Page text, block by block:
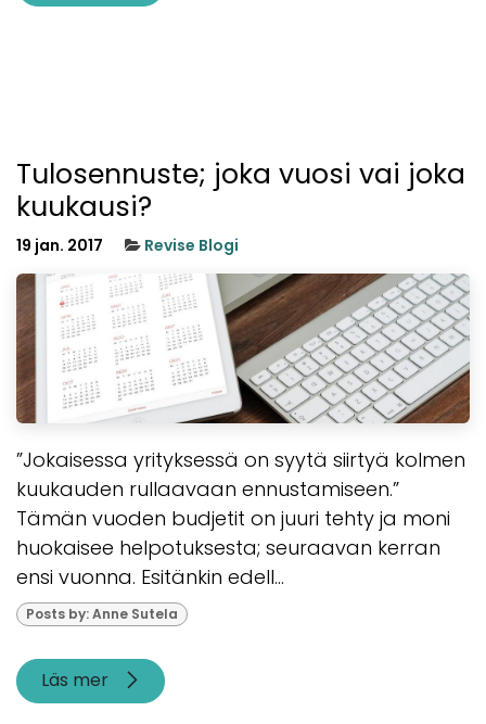
Tulosennuste; joka vuosi vai joka
kuukausi?
19 jan. 2017 Revise Blogi
”Jokaisessa yrityksessä on syytä siirtyä kolmen
kuukauden rullaavaan ennustamiseen.”
Tämän vuoden budjetit on juuri tehty ja moni
huokaisee helpotuksesta; seuraavan kerran
ensi vuonna. Esitänkin edell...
Posts by: Anne Sutela
Läs mer